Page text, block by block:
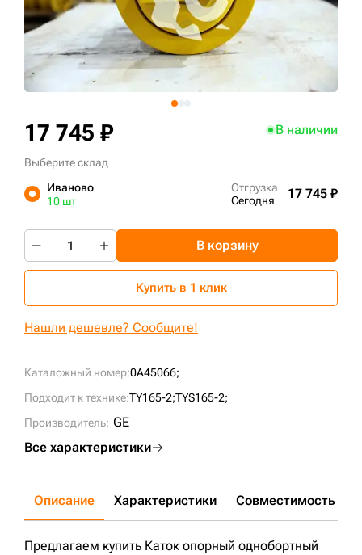
Каталожный номер:0A45066;
Подходит к технике:TY165-2;TYS165-2;
Производитель: GE
Все характеристики
17 745 ₽ В наличии
Выберите склад
Иваново
10 шт
Отгрузка
Сегодня
17 745 ₽
В корзину
Купить в 1 клик
Нашли дешевле? Сообщите!
Описание Характеристики Совместимость
Предлагаем купить Каток опорный однобортный
+7 (499) 394-50-93